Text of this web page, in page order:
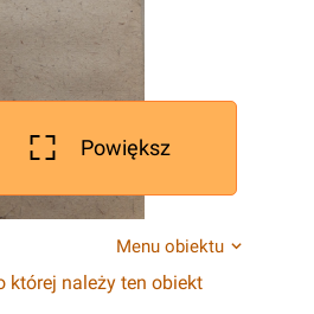
Powiększ
Menu obiektu
której należy ten obiekt